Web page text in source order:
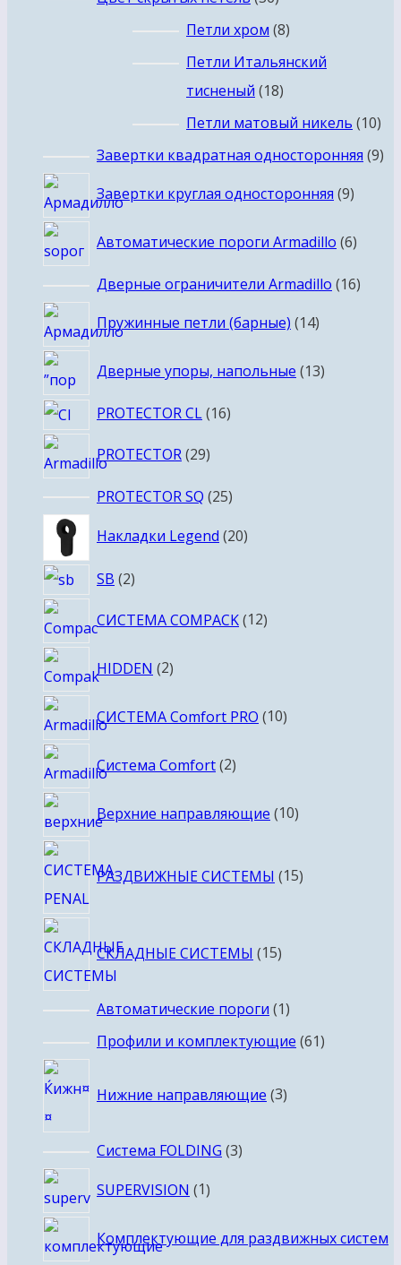
товаров
Петли хром 88
товаров
Петли Итальянский
тисненый 1818
товаров
Петли матовый никель 1010
Завертки квадратная односторонняя 99
Завертки круглая односторонняя 99
Автоматические пороги Armadillo 66
Дверные ограничители Armadillo 1616
Пружинные петли (барные) 1414
Дверные упоры, напольные 1313
PROTECTOR CL 1616
PROTECTOR 2929
PROTECTOR SQ 2525
Накладки Legend 2020
SB 22
СИСТЕМА COMPACK 1212
HIDDEN 22
СИСТЕМА Comfort PRO 1010
Система Comfort 22
Верхние направляющие 1010
РАЗДВИЖНЫЕ СИСТЕМЫ 15товаров
СКЛАДНЫЕ СИСТЕМЫ 15товаров
Автоматические пороги 11
товар
Профили и комплектующие 6161
Нижние направляющие 3товара
Система FOLDING 33
SUPERVISION 11
Комплектующие для раздвижных систем